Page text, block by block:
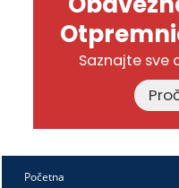
Saznajte
Početna